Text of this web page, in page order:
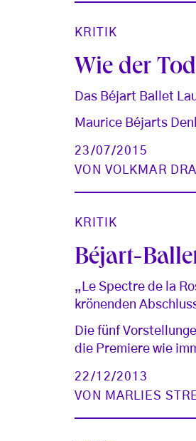
KRITIK
Wie der
Das Béjart Ballet
Maurice Béjarts
23/07/2015
VON VOLKMAR
KRITIK
Béjart-
„Le Spectre de la
krönenden
Die fünf
die Premiere wie
22/12/2013
VON
MARLIES